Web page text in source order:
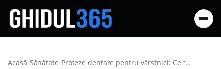
Acasă/Sănătate/ Proteze dentare pentru vârstnici: Ce trebuie să știi